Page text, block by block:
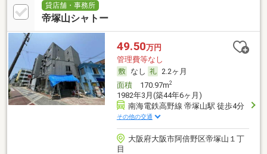
貸店舗・事務所
帝塚山シャトー
49.50万円
管理費等なし
なし
2.2ヶ月
面積170.97m2
1982年3月(築44年6ヶ月)
南海電鉄高野線 帝塚山駅 徒歩4分
その他の交通
大阪府大阪市阿倍野区帝塚山１丁
目